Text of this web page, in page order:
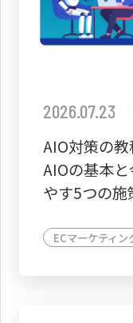
2026.07.23
AIO対策の
AIOの基本
やす5つの施
ECマーケティン